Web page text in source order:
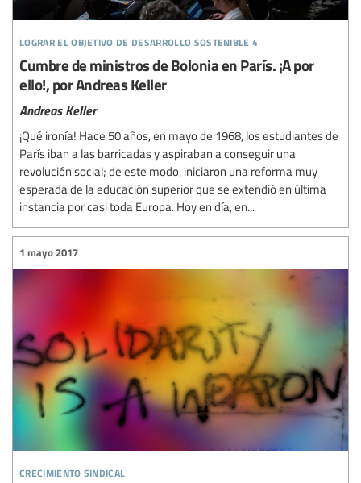
lograr el objetivo de desarrollo sostenible 4
Cumbre de ministros de Bolonia en París. ¡A por
ello!, por Andreas Keller
Andreas Keller
¡Qué ironía! Hace 50 años, en mayo de 1968, los estudiantes de
París iban a las barricadas y aspiraban a conseguir una
revolución social; de este modo, iniciaron una reforma muy
esperada de la educación superior que se extendió en última
instancia por casi toda Europa. Hoy en día, en...
crecimiento sindical
1 mayo 2017